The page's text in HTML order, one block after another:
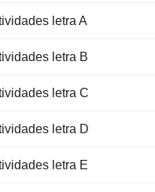
letra A
letra B
letra C
letra D
letra E